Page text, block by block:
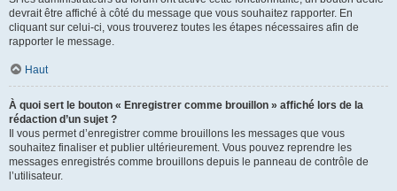
devrait être affiché à côté du message que vous souhaitez rapporter. En
cliquant sur celui-ci, vous trouverez toutes les étapes nécessaires afin de
rapporter le message.
Haut
À quoi sert le bouton « Enregistrer comme brouillon » affiché lors de la
rédaction d’un sujet ?
Il vous permet d’enregistrer comme brouillons les messages que vous
souhaitez finaliser et publier ultérieurement. Vous pouvez reprendre les
messages enregistrés comme brouillons depuis le panneau de contrôle de
l’utilisateur.